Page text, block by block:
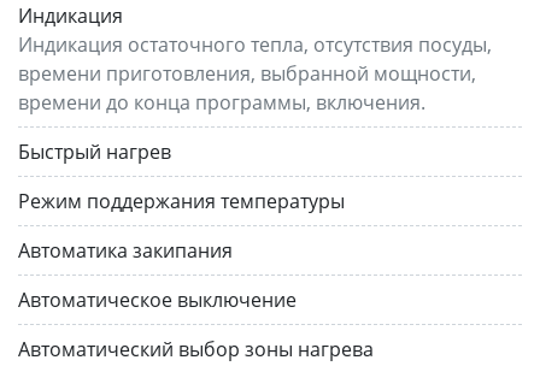
Индикация
Индикация остаточного тепла, отсутствия посуды,
времени приготовления, выбранной мощности,
времени до конца программы, включения.
Быстрый нагрев
Режим поддержания температуры
Автоматика закипания
Автоматическое выключение
Автоматический выбор зоны нагрева